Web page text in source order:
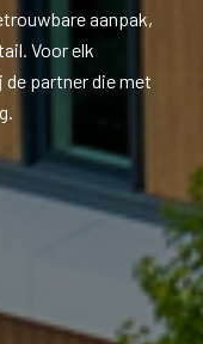
aanpak,
Voor elk
partner die met